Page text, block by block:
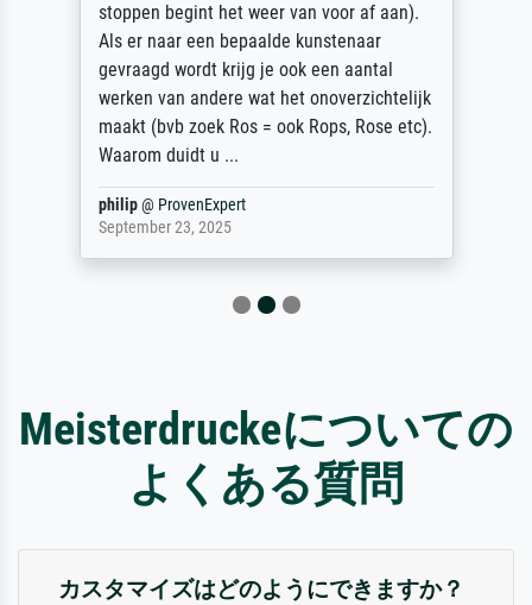
stoppen begint het weer van voor af aan).
Als er naar een bepaalde kunstenaar
gevraagd wordt krijg je ook een aantal
werken van andere wat het onoverzichtelijk
maakt (bvb zoek Ros = ook Rops, Rose etc).
Waarom duidt u ...
philip@ ProvenExpert
September 23, 2025
Meisterdruckeについての
よくある質問
カスタマイズはどのようにできますか？